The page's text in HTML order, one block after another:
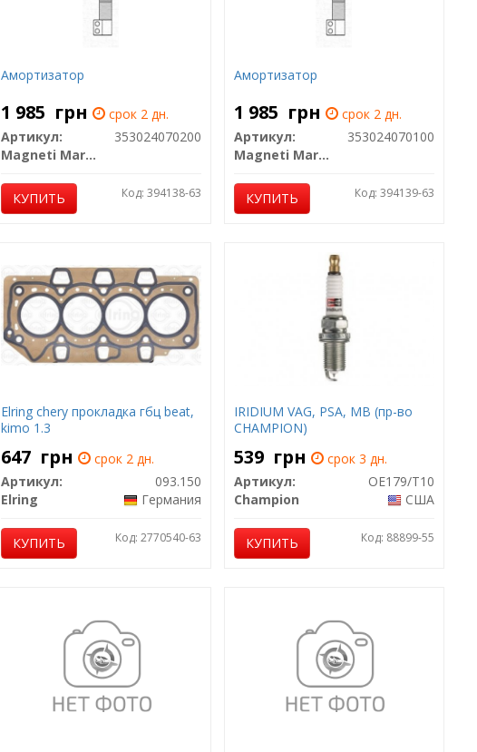
Амортизатор
1 985 грн
срок 2 дн.
Артикул:
353024070200
Magneti Marelli
КУПИТЬ Код: 394138-63
Амортизатор
1 985 грн
срок 2 дн.
Артикул:
353024070100
Magneti Marelli
КУПИТЬ Код: 394139-63
Elring chery прокладка гбц beat,
kimo 1.3
647 грн
срок 2 дн.
Артикул:
093.150
Elring
Германия
КУПИТЬ Код: 2770540-63
IRIDIUM VAG, PSA, MB (пр-во
CHAMPION)
539 грн
срок 3 дн.
Артикул:
OE179/T10
Champion
США
КУПИТЬ Код: 88899-55